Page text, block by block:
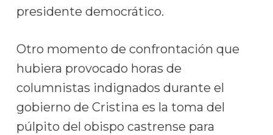
presidente democrático.
Otro momento de confrontación que
hubiera provocado horas de
columnistas indignados durante el
gobierno de Cristina es la toma del
púlpito del obispo castrense para